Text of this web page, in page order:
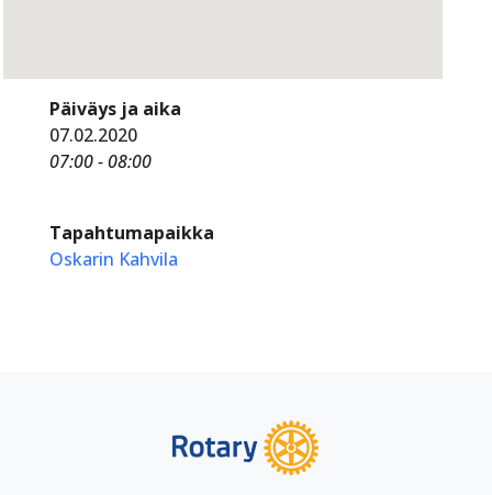
Päiväys ja aika
07.02.2020
07:00 - 08:00
Tapahtumapaikka
Oskarin Kahvila